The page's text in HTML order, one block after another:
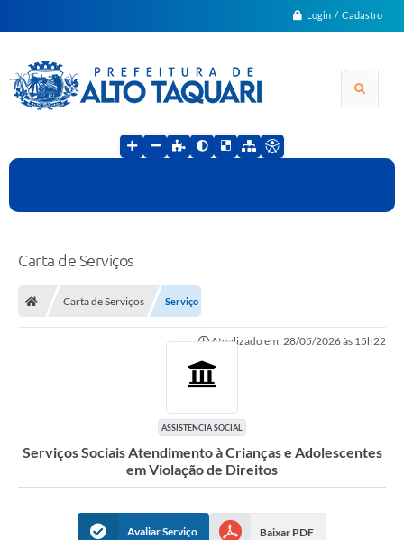
Login / Cadastro
Carta de Serviços
Carta de Serviços Serviço
Atualizado em: 28/05/2026 às 15h22
ASSISTÊNCIA SOCIAL
Serviços Sociais Atendimento à Crianças e Adolescentes
em Violação de Direitos
Avaliar Serviço Baixar PDF